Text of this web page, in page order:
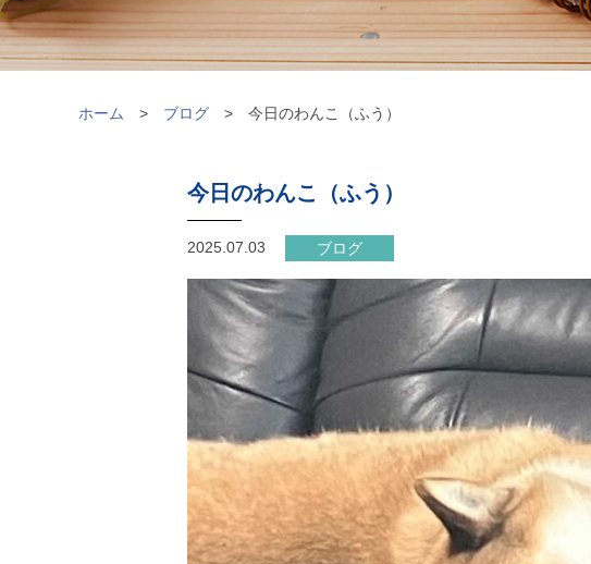
ホーム ブログ 今日のわんこ（ふう）
今日のわんこ（ふう）
2025.07.03 ブログ